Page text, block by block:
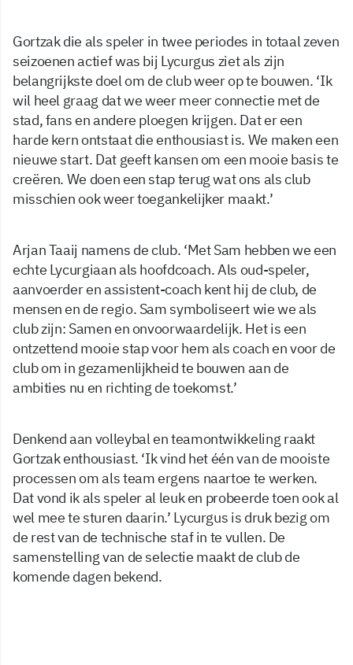
Gortzak die als speler in twee periodes in totaal zeven
seizoenen actief was bij Lycurgus ziet als zijn
belangrijkste doel om de club weer op te bouwen. ‘Ik
wil heel graag dat we weer meer connectie met de
stad, fans en andere ploegen krijgen. Dat er een
harde kern ontstaat die enthousiast is. We maken een
nieuwe start. Dat geeft kansen om een mooie basis te
creëren. We doen een stap terug wat ons als club
misschien ook weer toegankelijker maakt.’
Arjan Taaij namens de club. ‘Met Sam hebben we een
echte Lycurgiaan als hoofdcoach. Als oud-speler,
aanvoerder en assistent-coach kent hij de club, de
mensen en de regio. Sam symboliseert wie we als
club zijn: Samen en onvoorwaardelijk. Het is een
ontzettend mooie stap voor hem als coach en voor de
club om in gezamenlijkheid te bouwen aan de
ambities nu en richting de toekomst.’
Denkend aan volleybal en teamontwikkeling raakt
Gortzak enthousiast. ‘Ik vind het één van de mooiste
processen om als team ergens naartoe te werken.
Dat vond ik als speler al leuk en probeerde toen ook al
wel mee te sturen daarin.’ Lycurgus is druk bezig om
de rest van de technische staf in te vullen. De
samenstelling van de selectie maakt de club de
komende dagen bekend.